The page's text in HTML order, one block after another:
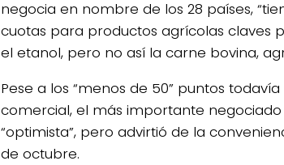
negocia en nombre de los 28 países,
cuotas para productos agrícolas claves
el etanol, pero no así la carne bovina,
Pese a los “menos de 50” puntos
comercial, el más importante
“optimista”, pero advirtió de la
de octubre.